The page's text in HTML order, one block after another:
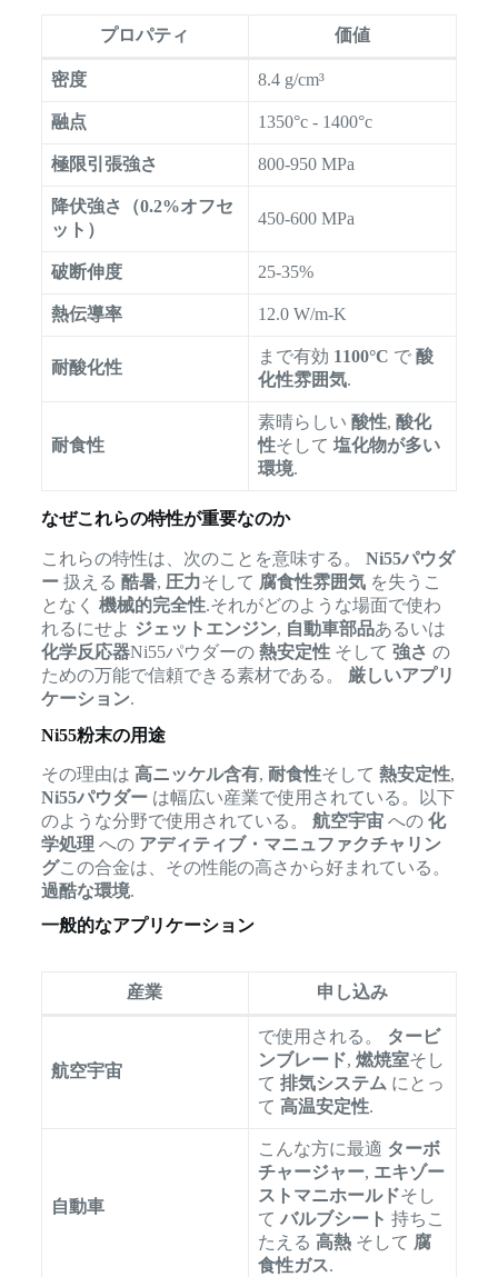
プロパティ 価値
密度 8.4 g/cm³
融点 1350°c - 1400°c
極限引張強さ 800-950 MPa
降伏強さ（0.2%オフセ
ット）
450-600 MPa
破断伸度 25-35%
熱伝導率 12.0 W/m-K
耐酸化性
まで有効 1100°C で 酸
化性雰囲気.
耐食性
素晴らしい 酸性, 酸化
性そして 塩化物が多い
環境.
なぜこれらの特性が重要なのか
これらの特性は、次のことを意味する。 Ni55パウダ
ー扱える 酷暑, 圧力そして 腐食性雰囲気を失うこ
となく 機械的完全性.それがどのような場面で使わ
れるにせよ ジェットエンジン, 自動車部品あるいは
化学反応器Ni55パウダーの 熱安定性そして 強さ の
ための万能で信頼できる素材である。 厳しいアプリ
ケーション.
Ni55粉末の用途
その理由は 高ニッケル含有, 耐食性そして 熱安定性,
Ni55パウダーは幅広い産業で使用されている。以下
のような分野で使用されている。 航空宇宙への 化
学処理 への アディティブ・マニュファクチャリン
グこの合金は、その性能の高さから好まれている。
過酷な環境.
一般的なアプリケーション
産業 申し込み
航空宇宙
で使用される。
タービ
ンブレード, 燃焼室そし
て 排気システム にとっ
て 高温安定性.
自動車
こんな方に最適 ターボ
チャージャー, エキゾー
ストマニホールドそし
て バルブシート 持ちこ
たえる 高熱そして 腐
食性ガス.